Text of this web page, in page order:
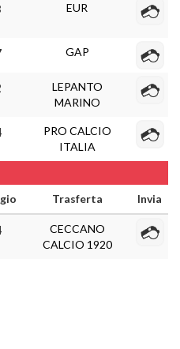
EUR
GAP
LEPANTO
MARINO
PRO CALCIO
ITALIA
Trasferta Invia
CECCANO
CALCIO 1920